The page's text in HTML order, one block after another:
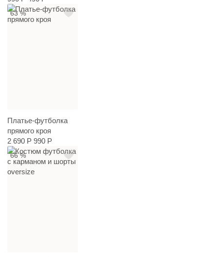
63 %
Платье-футболка
прямого кроя
2 690 Р 990 Р
66 %